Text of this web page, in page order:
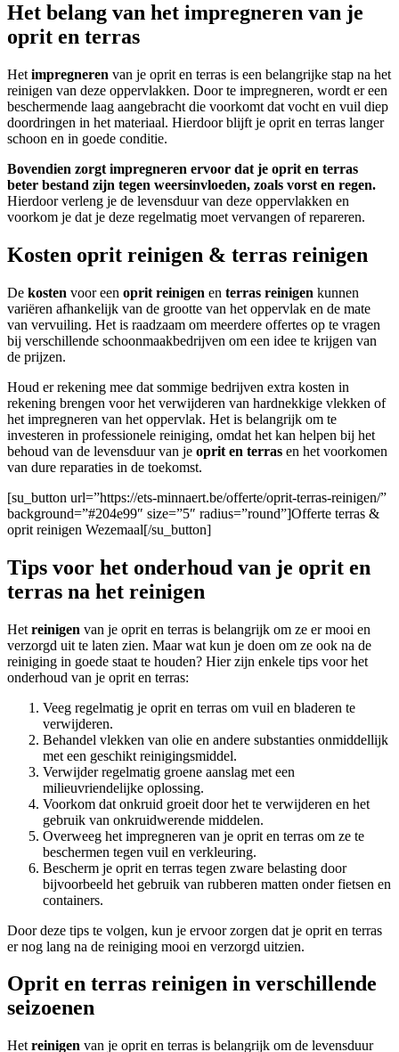
Het belang van het impregneren van je
oprit en terras
Het impregneren van je oprit en terras is een belangrijke stap na het
reinigen van deze oppervlakken. Door te impregneren, wordt er een
beschermende laag aangebracht die voorkomt dat vocht en vuil diep
doordringen in het materiaal. Hierdoor blijft je oprit en terras langer
schoon en in goede conditie.
Bovendien zorgt impregneren ervoor dat je oprit en terras
beter bestand zijn tegen weersinvloeden, zoals vorst en regen.
Hierdoor verleng je de levensduur van deze oppervlakken en
voorkom je dat je deze regelmatig moet vervangen of repareren.
Kosten oprit reinigen & terras reinigen
De kosten voor een oprit reinigen en terras reinigen kunnen
variëren afhankelijk van de grootte van het oppervlak en de mate
van vervuiling. Het is raadzaam om meerdere offertes op te vragen
bij verschillende schoonmaakbedrijven om een idee te krijgen van
de prijzen.
Houd er rekening mee dat sommige bedrijven extra kosten in
rekening brengen voor het verwijderen van hardnekkige vlekken of
het impregneren van het oppervlak. Het is belangrijk om te
investeren in professionele reiniging, omdat het kan helpen bij het
behoud van de levensduur van je oprit en terras en het voorkomen
van dure reparaties in de toekomst.
[su_button url=”https://ets-minnaert.be/offerte/oprit-terras-reinigen/”
background=”#204e99″ size=”5″ radius=”round”]Offerte terras &
oprit reinigen Wezemaal[/su_button]
Tips voor het onderhoud van je oprit en
terras na het reinigen
Het reinigen van je oprit en terras is belangrijk om ze er mooi en
verzorgd uit te laten zien. Maar wat kun je doen om ze ook na de
reiniging in goede staat te houden? Hier zijn enkele tips voor het
onderhoud van je oprit en terras:
Veeg regelmatig je oprit en terras om vuil en bladeren te
verwijderen.
Behandel vlekken van olie en andere substanties onmiddellijk
met een geschikt reinigingsmiddel.
Verwijder regelmatig groene aanslag met een
milieuvriendelijke oplossing.
Voorkom dat onkruid groeit door het te verwijderen en het
gebruik van onkruidwerende middelen.
Overweeg het impregneren van je oprit en terras om ze te
beschermen tegen vuil en verkleuring.
Bescherm je oprit en terras tegen zware belasting door
bijvoorbeeld het gebruik van rubberen matten onder fietsen en
containers.
Door deze tips te volgen, kun je ervoor zorgen dat je oprit en terras
er nog lang na de reiniging mooi en verzorgd uitzien.
Oprit en terras reinigen in verschillende
seizoenen
Het reinigen van je oprit en terras is belangrijk om de levensduur